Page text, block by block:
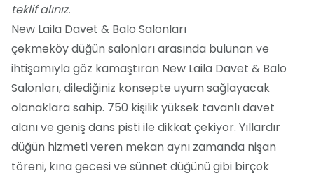
teklif alınız.
New Laila Davet & Balo Salonları
çekmeköy düğün salonları arasında bulunan ve
ihtişamıyla göz kamaştıran New Laila Davet & Balo
Salonları, dilediğiniz konsepte uyum sağlayacak
olanaklara sahip. 750 kişilik yüksek tavanlı davet
alanı ve geniş dans pisti ile dikkat çekiyor. Yıllardır
düğün hizmeti veren mekan aynı zamanda nişan
töreni, kına gecesi ve sünnet düğünü gibi birçok